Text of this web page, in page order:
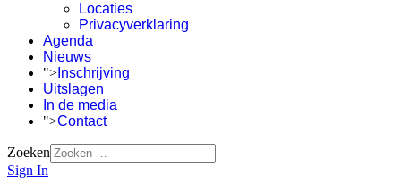
Locaties
Privacyverklaring
Agenda
Nieuws
"> Inschrijving
Uitslagen
In de media
">Contact
Zoeken
Sign In